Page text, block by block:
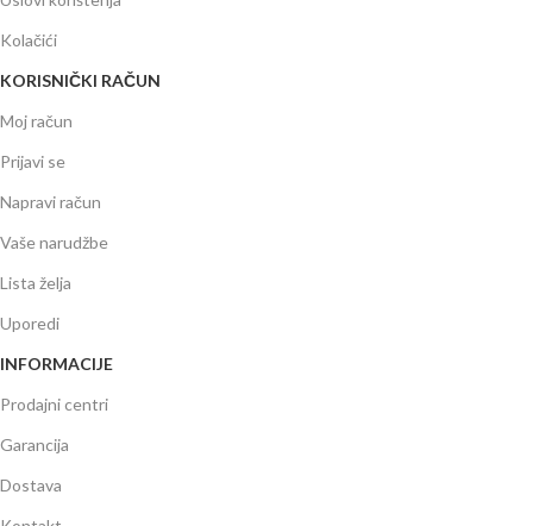
Kolačići
KORISNIČKI RAČUN
Moj račun
Prijavi se
Napravi račun
Vaše narudžbe
Lista želja
Uporedi
INFORMACIJE
Prodajni centri
Garancija
Dostava